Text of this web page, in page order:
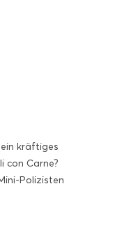
kräftiges
con Carne?
Polizisten